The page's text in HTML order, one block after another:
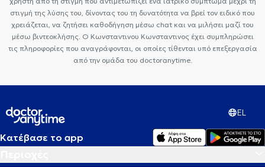
στιγμή της λύσης του, δίνοντας του τη δυνατότητα να βρεί τον ειδικό που
χρειάζεται, να ζητήσει καθοδήγηση μέσω chat και να μιλήσει μαζί του
μέσω βιντεοκλήσης. Ο Κωνσταντινου Κωνσταντινος έχει συμπληρώσει
τις πληροφορίες που αναγράφονται, οι οποίες τίθενται υπό επεξεργασία
από την ομάδα του doctoranytime.
EL
Κατέβασε το app